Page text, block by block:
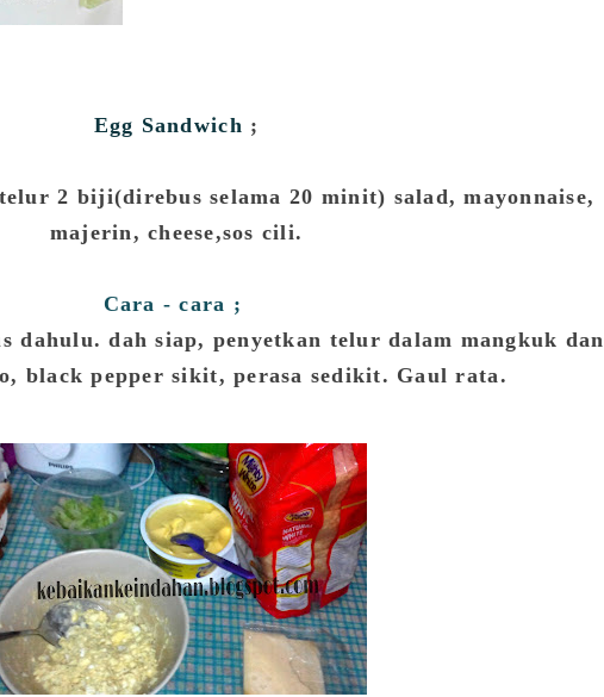
Egg Sandwich ;
2 biji(direbus selama 20 minit) salad, mayonnaise,
majerin, cheese,sos cili.
Cara - cara ;
dahulu. dah siap, penyetkan telur dalam mangkuk dan
black pepper sikit, perasa sedikit. Gaul rata.